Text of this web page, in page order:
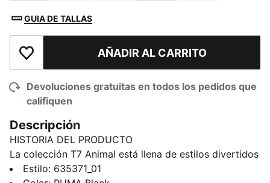
GUIA DE TALLAS
Añadir a la lista de deseosAÑADIR AL CARRITO
Devoluciones gratuitas en todos los pedidos que
califiquen
Descripción
HISTORIA DEL PRODUCTO
La colección T7 Animal está llena de estilos divertidos
y cómodos para los más pequeños. Con estampados
Estilo: 635371_01